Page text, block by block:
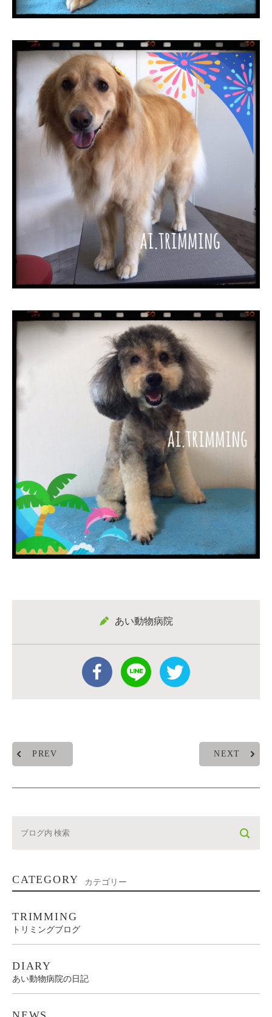
あい動物病院
PREV NEXT
CATEGORY カテゴリー
TRIMMING
トリミングブログ
DIARY
あい動物病院の日記